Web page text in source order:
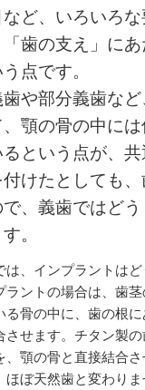
など、いろいろ
「歯の支え」に
点です。
や部分義歯な
顎の骨の中に
るという点が、
付けたとしても
で、義歯ではど
。
は、インプラントは
ラントの場合は、歯
る骨の中に、歯の根
させます。チタン製
、顎の骨と直接結合
ほぼ天然歯と変わり